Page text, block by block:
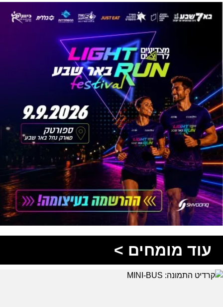
עוד מומחים >